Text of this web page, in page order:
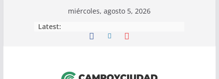
miércoles, agosto 5, 2026
Latest: